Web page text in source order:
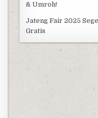
& Umroh!
Jateng Fair 2025
Gratis